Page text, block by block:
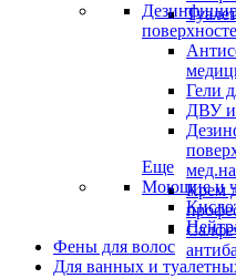
Гели
ДВУ и
Крем
Еще
Моющие и
Фены для волос
Для ванных и